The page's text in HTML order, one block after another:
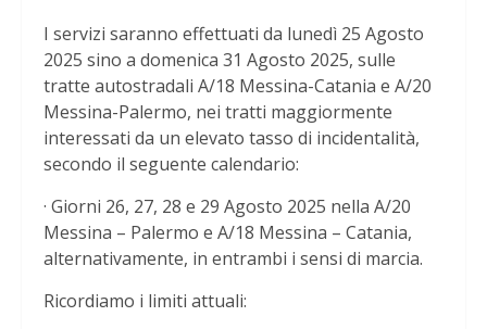
I servizi saranno effettuati da lunedì 25 Agosto
2025 sino a domenica 31 Agosto 2025, sulle
tratte autostradali A/18 Messina-Catania e A/20
Messina-Palermo, nei tratti maggiormente
interessati da un elevato tasso di incidentalità,
secondo il seguente calendario:
· Giorni 26, 27, 28 e 29 Agosto 2025 nella A/20
Messina – Palermo e A/18 Messina – Catania,
alternativamente, in entrambi i sensi di marcia.
Ricordiamo i limiti attuali: